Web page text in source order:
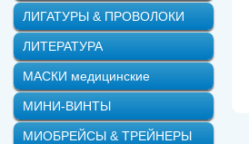
ЛИГАТУРЫ & ПРОВОЛОКИ
ЛИТЕРАТУРА
МАСКИ медицинские
МИНИ-ВИНТЫ
МИОБРЕЙСЫ & ТРЕЙНЕРЫ